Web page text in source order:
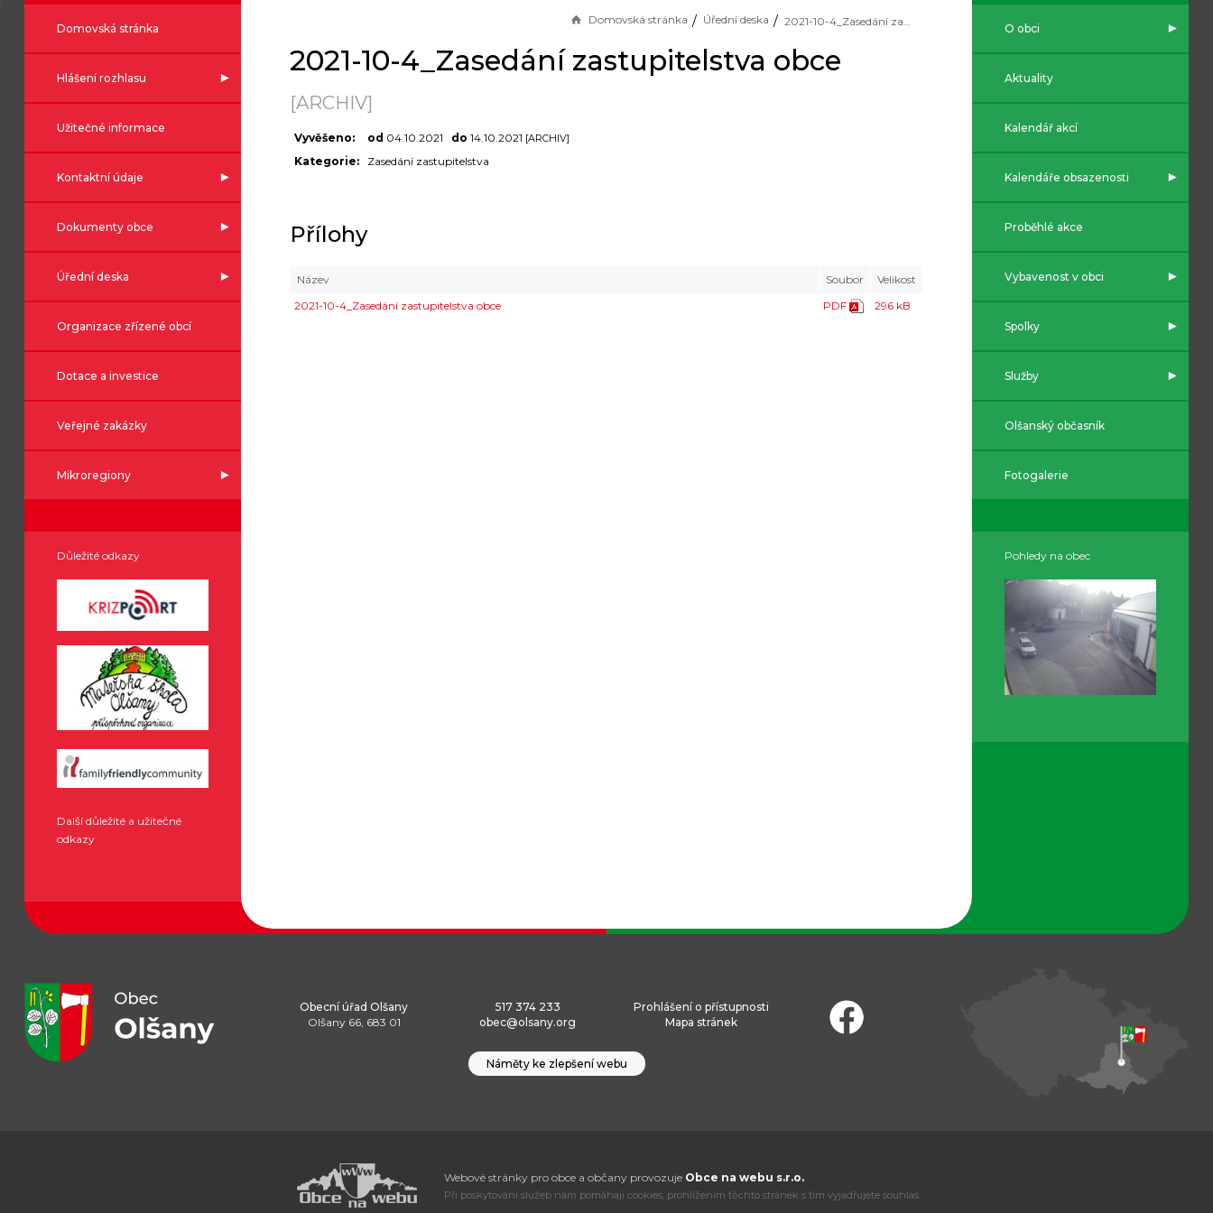
Domovská stránka
Hlášení rozhlasu
Užitečné informace
Kontaktní údaje
Dokumenty obce
Úřední deska
Organizace zřízené obcí
Dotace a investice
Veřejné zakázky
Mikroregiony
Důležité odkazy
Další důležité a užitečné
odkazy
Domovská stránka Úřední deska 2021-10-4_Zasedání zastupitelstva obce
2021-10-4_Zasedání zastupitelstva obce
[ARCHIV]
Vyvěšeno: od 04.10.2021 do 14.10.2021 [ARCHIV]
Kategorie: Zasedání zastupitelstva
Přílohy
Název Soubor
Velikost
2021-10-4_Zasedání zastupitelstva obce
PDF 296 kB
O obci
Aktuality
Kalendář akcí
Kalendáře obsazenosti
Proběhlé akce
Vybavenost v obci
Spolky
Služby
Olšanský občasník
Fotogalerie
Pohledy na obec
Obecní úřad Olšany
Olšany 66, 683 01
517 374 233
obec@olsany.org
Prohlášení o přístupnosti
Mapa stránek
Náměty ke zlepšení webu
Webové stránky pro obce a občany provozuje Obce na webu s.r.o.
Při poskytování služeb nám pomáhají cookies, prohlížením těchto stránek s tím vyjadřujete souhlas.